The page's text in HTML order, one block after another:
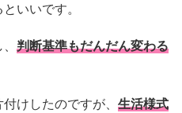
いいです。
判断基準もだんだん変わる
けしたのですが、 生活様式